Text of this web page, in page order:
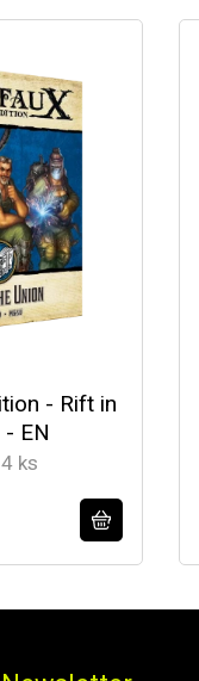
- Rift in
EN
ks